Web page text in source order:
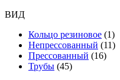
ВИД
Кольцо резиновое (1)
Непрессованный (11)
Прессованный (16)
Трубы (45)